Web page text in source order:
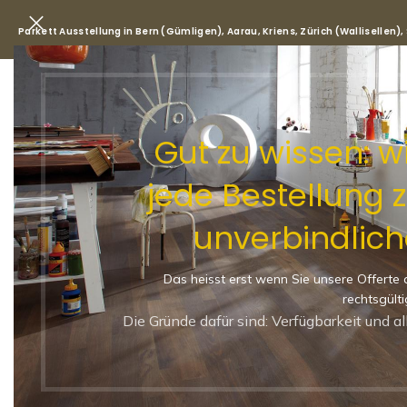
Gut zu wissen:
jede Bestellung
Das heisst erst wenn Sie unsere
Die Gründe dafür sind: Verfügbarkeit und
Parkett Ausstellung in Bern (Gümligen), Aarau, Kriens, Zürich
Start/Shop/Parkett/
Landhausdiele (XL)
Lebhafte Sortierung
-19%
LANDHAUSDIELE (XL)
MATT VERSIEGELT
2200 × 138 × 14 MM
NATUR-LEBHAFT